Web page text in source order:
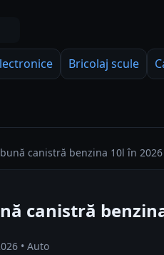
Bricolaj scule
canistră benzina 10l în 2026
canistră
• Auto